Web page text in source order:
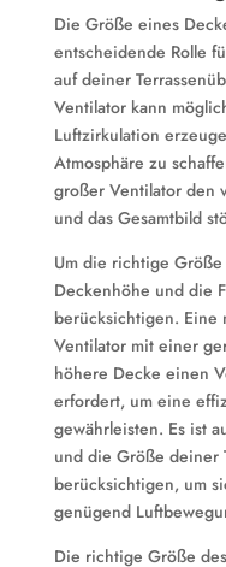
Die Größe eines
entscheidende Rolle
auf deiner
Ventilator kann
Luftzirkulation
Atmosphäre zu
großer Ventilator den
und das Gesamtbild
Um die richtige
Deckenhöhe und die
berücksichtigen.
Ventilator mit einer
höhere Decke einen
erfordert, um eine
gewährleisten. Es ist
und die Größe deiner
berücksichtigen, um
genügend
Die richtige Größe